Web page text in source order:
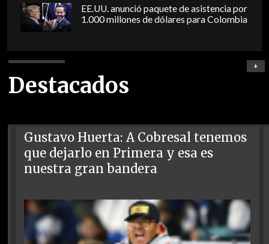
EE.UU. anunció paquete de asistencia por
1.000 millones de dólares para Colombia
Destacados
+
Gustavo Huerta: A Cobresal tenemos
que dejarlo en Primera y esa es
nuestra gran bandera